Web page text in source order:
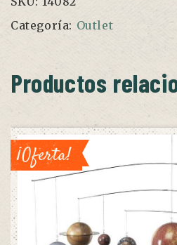
Categoría: Outlet
Productos
¡Oferta!